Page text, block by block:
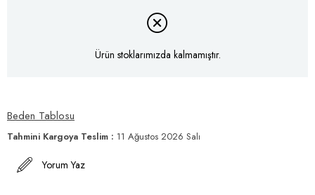
Ürün stoklarımızda kalmamıştır.
Beden Tablosu
Tahmini Kargoya Teslim : 11 Ağustos 2026 Salı
Yorum Yaz